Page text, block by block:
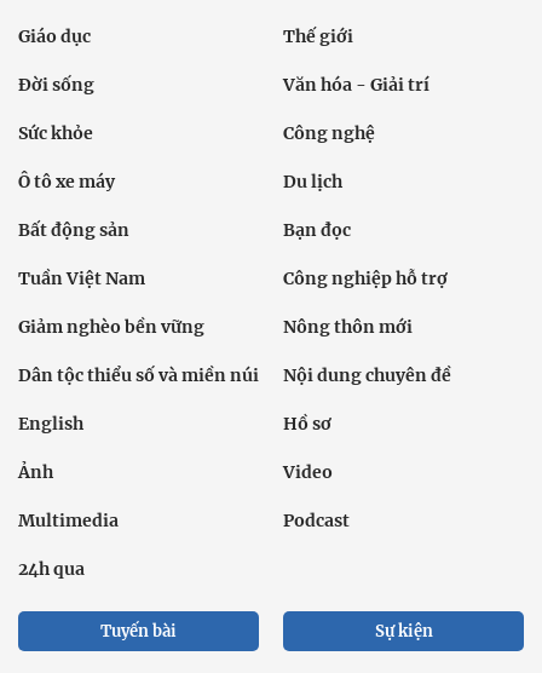
Giáo dục Thế giới
Đời sống Văn hóa - Giải trí
Sức khỏe Công nghệ
Ô tô xe máy Du lịch
Bất động sản Bạn đọc
Tuần Việt Nam Công nghiệp hỗ trợ
Giảm nghèo bền vững Nông thôn mới
Dân tộc thiểu số và miền núi Nội dung chuyên đề
English Hồ sơ
Ảnh Video
Multimedia Podcast
24h qua
Tuyến bài Sự kiện